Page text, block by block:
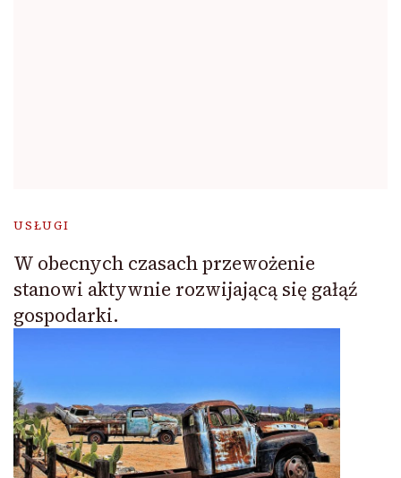
USŁUGI
W obecnych czasach przewożenie
stanowi aktywnie rozwijającą się gałąź
gospodarki.